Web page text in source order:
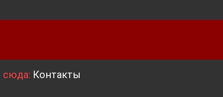
сюда: Контакты